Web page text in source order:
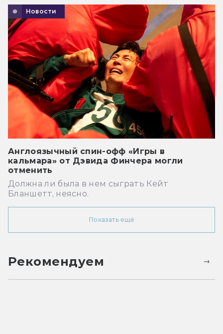
Новости
Англоязычный спин-офф «Игры в
кальмара» от Дэвида Финчера могли
отменить
Должна ли была в нем сыграть Кейт
Бланшетт, неясно.
Показать ещё
Рекомендуем